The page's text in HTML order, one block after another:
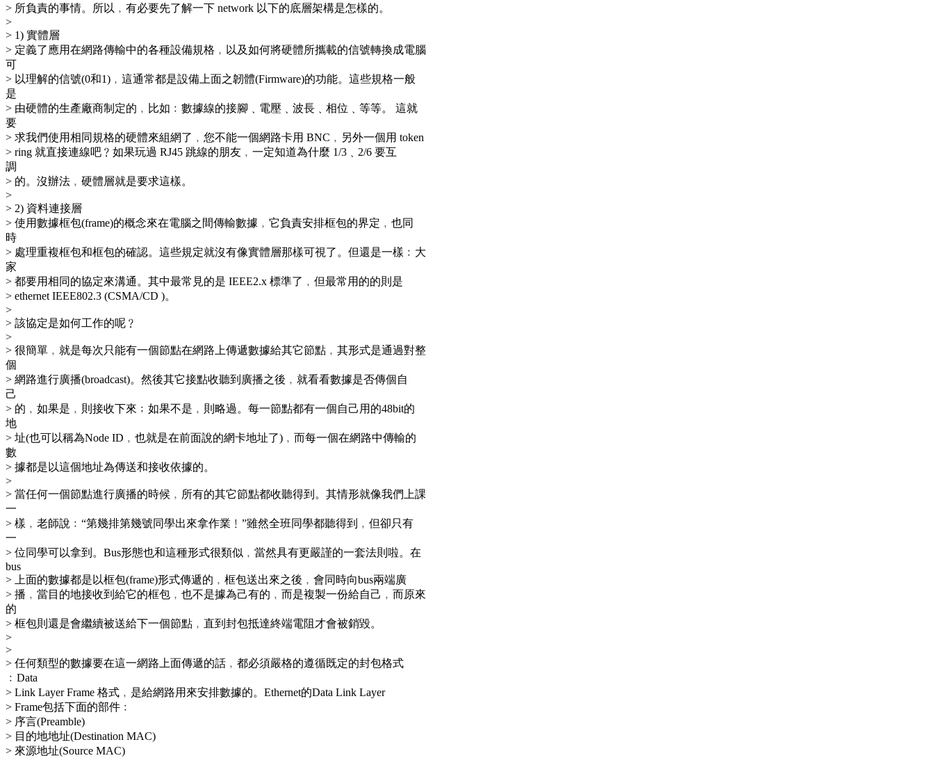
> 所負責的事情。所以﹐有必要先了解一下 network 以下的底層架構是怎樣的。
>
> 1) 實體層
> 定義了應用在網路傳輸中的各種設備規格﹐以及如何將硬體所攜載的信號轉換成電腦
可
> 以理解的信號(0和1)﹐這通常都是設備上面之韌體(Firmware)的功能。這些規格一般
是
> 由硬體的生產廠商制定的﹐比如﹕數據線的接腳﹑電壓﹑波長﹑相位﹑等等。 這就
要
> 求我們使用相同規格的硬體來組網了﹐您不能一個網路卡用 BNC﹐另外一個用 token
> ring 就直接連線吧﹖如果玩過 RJ45 跳線的朋友﹐一定知道為什麼 1/3﹑2/6 要互
調
> 的。沒辦法﹐硬體層就是要求這樣。
>
> 2) 資料連接層
> 使用數據框包(frame)的概念來在電腦之間傳輸數據﹐它負責安排框包的界定﹐也同
時
> 處理重複框包和框包的確認。這些規定就沒有像實體層那樣可視了。但還是一樣﹕大
家
> 都要用相同的協定來溝通。其中最常見的是 IEEE2.x 標準了﹐但最常用的的則是
> ethernet IEEE802.3 (CSMA/CD )。
>
> 該協定是如何工作的呢﹖
>
> 很簡單﹐就是每次只能有一個節點在網路上傳遞數據給其它節點﹐其形式是通過對整
個
> 網路進行廣播(broadcast)。然後其它接點收聽到廣播之後﹐就看看數據是否傳個自
己
> 的﹐如果是﹐則接收下來﹔如果不是﹐則略過。每一節點都有一個自己用的48bit的
地
> 址(也可以稱為Node ID﹐也就是在前面說的網卡地址了)﹐而每一個在網路中傳輸的
數
> 據都是以這個地址為傳送和接收依據的。
>
> 當任何一個節點進行廣播的時候﹐所有的其它節點都收聽得到。其情形就像我們上課
一
> 樣﹐老師說﹕“第幾排第幾號同學出來拿作業﹗”雖然全班同學都聽得到﹐但卻只有
一
> 位同學可以拿到。Bus形態也和這種形式很類似﹐當然具有更嚴謹的一套法則啦。在
bus
> 上面的數據都是以框包(frame)形式傳遞的﹐框包送出來之後﹐會同時向bus兩端廣
> 播﹐當目的地接收到給它的框包﹐也不是據為己有的﹐而是複製一份給自己﹐而原來
的
> 框包則還是會繼續被送給下一個節點﹐直到封包抵達終端電阻才會被銷毀。
>
>
> 任何類型的數據要在這一網路上面傳遞的話﹐都必須嚴格的遵循既定的封包格式
﹕Data
> Link Layer Frame 格式﹐是給網路用來安排數據的。Ethernet的Data Link Layer
> Frame包括下面的部件﹕
> 序言(Preamble)
> 目的地地址(Destination MAC)
> 來源地址(Source MAC)